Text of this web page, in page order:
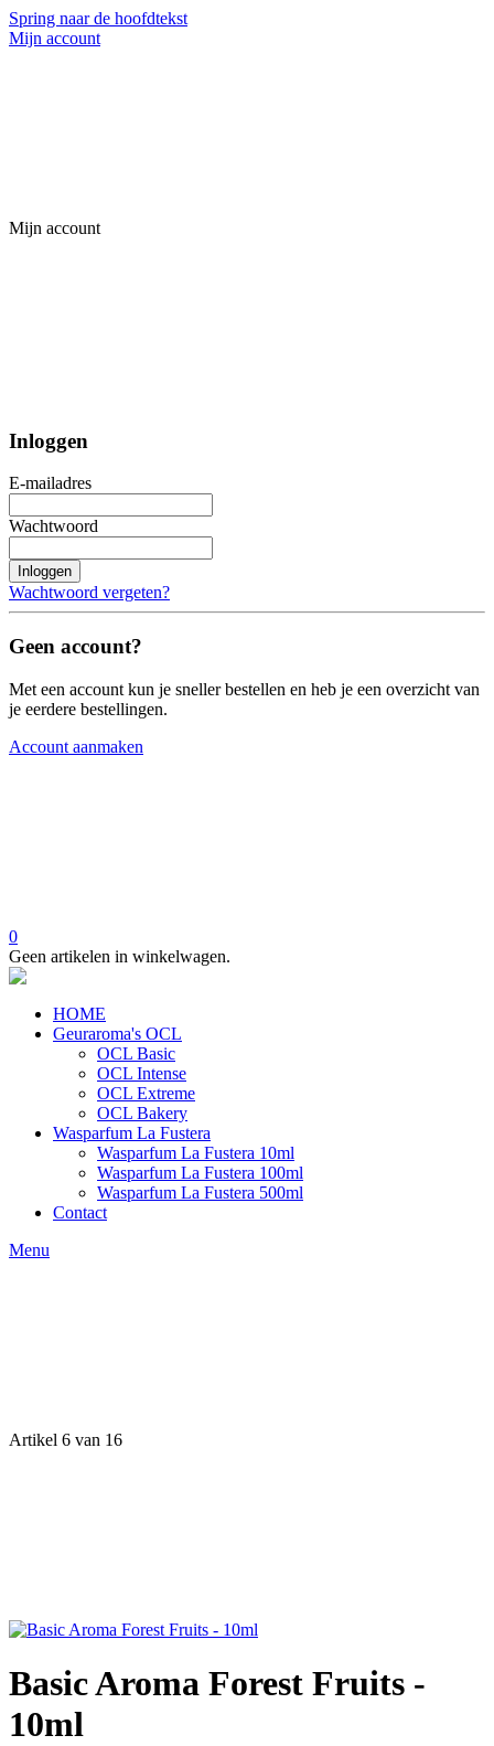
Spring naar de hoofdtekst
Mijn account
Mijn account
Inloggen
E-mailadres
Wachtwoord
Inloggen
Wachtwoord vergeten?
Geen account?
Met een account kun je sneller bestellen en heb je een overzicht van
je eerdere bestellingen.
Account aanmaken
0
Geen artikelen in winkelwagen.
HOME
Geuraroma's OCL
OCL Basic
OCL Intense
OCL Extreme
OCL Bakery
Wasparfum La Fustera
Wasparfum La Fustera 10ml
Wasparfum La Fustera 100ml
Wasparfum La Fustera 500ml
Contact
Menu
Artikel 6 van 16
Basic Aroma Forest Fruits -
10ml